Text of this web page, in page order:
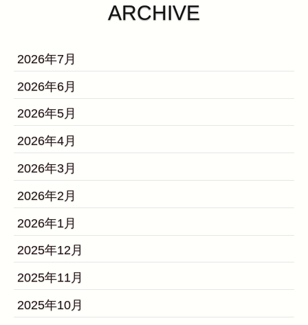
ARCHIVE
2026年7月
2026年6月
2026年5月
2026年4月
2026年3月
2026年2月
2026年1月
2025年12月
2025年11月
2025年10月